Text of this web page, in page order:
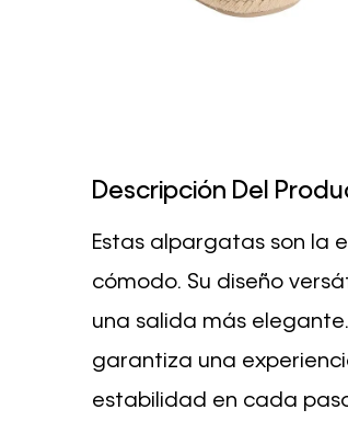
Descripción Del
Estas alpargatas son la
cómodo. Su diseño
una salida más
garantiza una
estabilidad en cada